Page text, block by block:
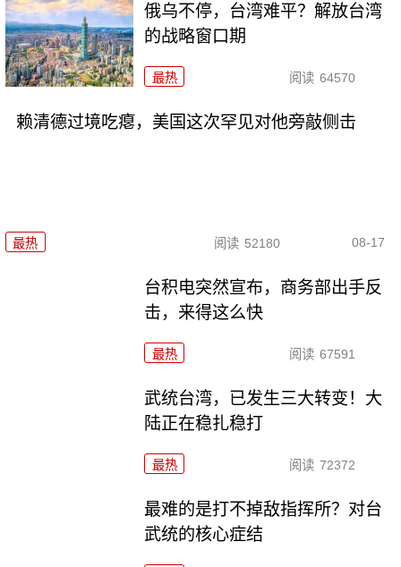
俄乌不停，台湾难平？解放台湾
的战略窗口期
最热 阅读 64570
赖清德过境吃瘪，美国这次罕见对他旁敲侧击
最热 阅读 52180 08-17
台积电突然宣布，商务部出手反
击，来得这么快
最热 阅读 67591
武统台湾，已发生三大转变！大
陆正在稳扎稳打
最热 阅读 72372
最难的是打不掉敌指挥所？对台
武统的核心症结